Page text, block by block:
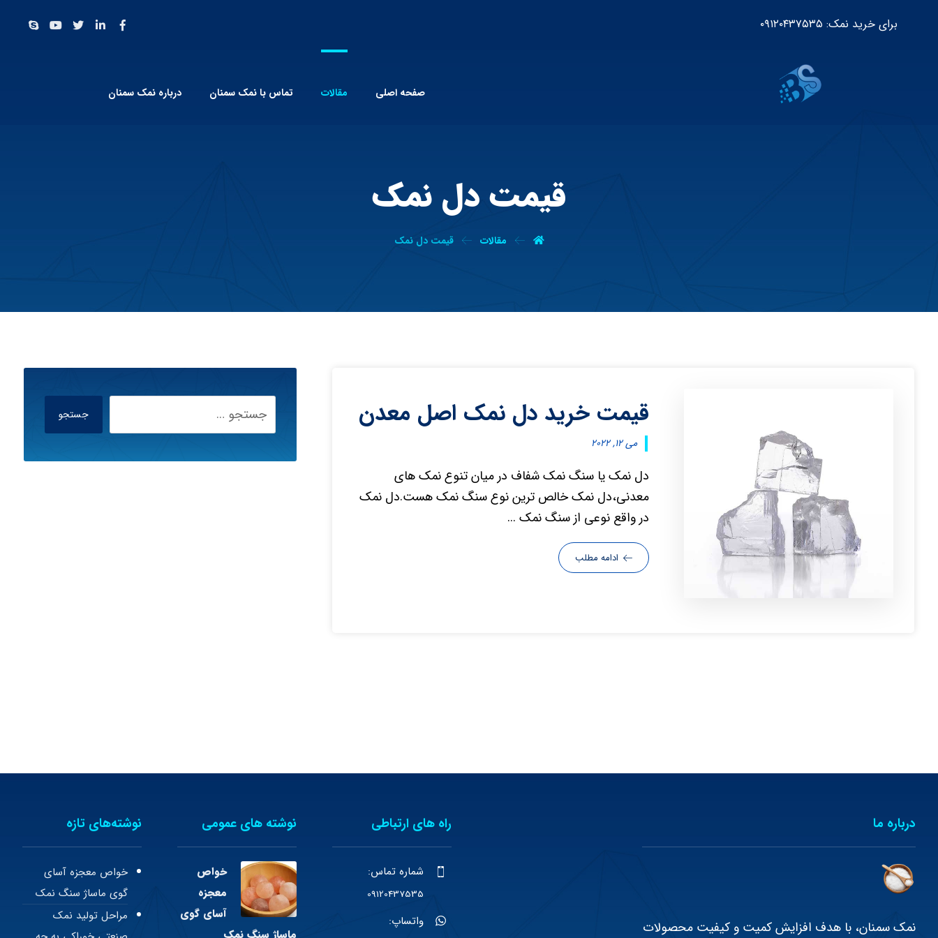
برای خرید نمک: ۰۹۱۲۰۴۳۷۵۳۵
صفحه اصلی مقالات تماس با نمک سمنان درباره نمک سمنان
قیمت دل نمک
مقالات قیمت دل نمک
قیمت خرید دل نمک اصل معدن
می ۱۲, ۲۰۲۲
دل نمک یا سنگ نمک شفاف در میان تنوع نمک های
معدنی،دل نمک خالص ترین نوع سنگ نمک هست.دل نمک
در واقع نوعی از سنگ نمک ...
ادامه مطلب
جستجو
درباره ما
نمک سمنان، با هدف افزایش کمیت و کیفیت محصولات
راه های ارتباطی
شماره تماس:
09120437535
واتساپ:
نوشته های عمومی
خواص
معجزه
آسای گوی
ماساژ سنگ نمک
نوشته‌های تازه
خواص معجزه آسای
گوی ماساژ سنگ نمک
مراحل تولید نمک